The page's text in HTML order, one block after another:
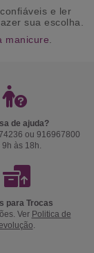
e ler
sua escolha.
manicure.
de ajuda?
ou 916967800
9h às 18h.
para Trocas
Ver Politica de
.